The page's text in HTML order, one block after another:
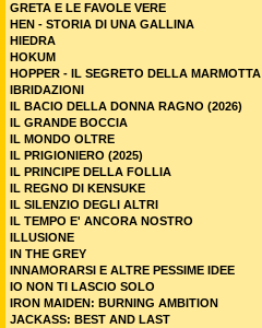
GRETA E LE FAVOLE VERE
HEN - STORIA DI UNA GALLINA
HIEDRA
HOKUM
HOPPER - IL SEGRETO DELLA MARMOTTA
IBRIDAZIONI
IL BACIO DELLA DONNA RAGNO (2026)
IL GRANDE BOCCIA
IL MONDO OLTRE
IL PRIGIONIERO (2025)
IL PRINCIPE DELLA FOLLIA
IL REGNO DI KENSUKE
IL SILENZIO DEGLI ALTRI
IL TEMPO E' ANCORA NOSTRO
ILLUSIONE
IN THE GREY
INNAMORARSI E ALTRE PESSIME IDEE
IO NON TI LASCIO SOLO
IRON MAIDEN: BURNING AMBITION
JACKASS: BEST AND LAST